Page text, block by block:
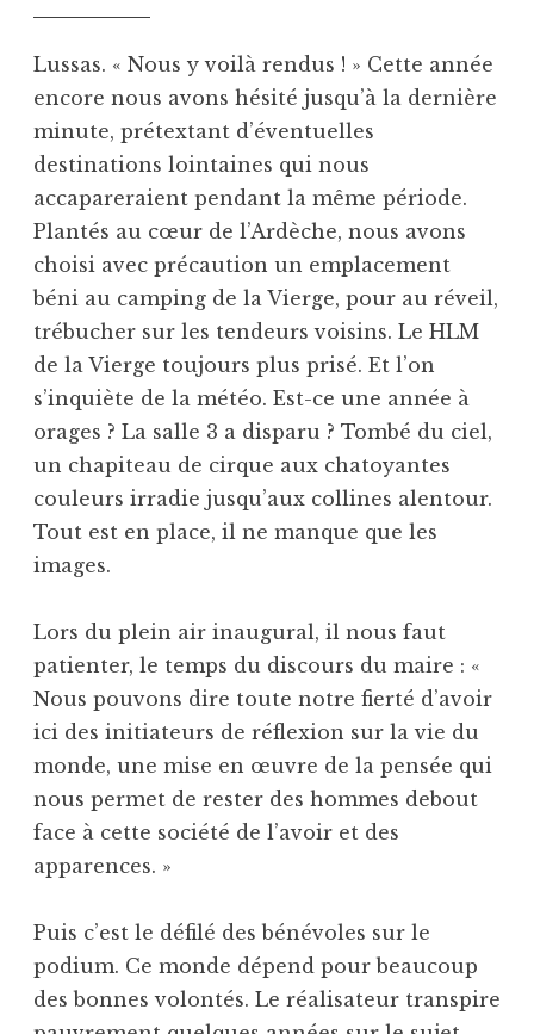
Lussas. « Nous y voilà rendus ! » Cette année
encore nous avons hésité jusqu’à la dernière
minute, prétextant d’éventuelles
destinations lointaines qui nous
accapareraient pendant la même période.
Plantés au cœur de l’Ardèche, nous avons
choisi avec précaution un emplacement
béni au camping de la Vierge, pour au réveil,
trébucher sur les tendeurs voisins. Le HLM
de la Vierge toujours plus prisé. Et l’on
s’inquiète de la météo. Est-ce une année à
orages ? La salle 3 a disparu ? Tombé du ciel,
un chapiteau de cirque aux chatoyantes
couleurs irradie jusqu’aux collines alentour.
Tout est en place, il ne manque que les
images.
Lors du plein air inaugural, il nous faut
patienter, le temps du discours du maire : «
Nous pouvons dire toute notre fierté d’avoir
ici des initiateurs de réflexion sur la vie du
monde, une mise en œuvre de la pensée qui
nous permet de rester des hommes debout
face à cette société de l’avoir et des
apparences. »
Puis c’est le défilé des bénévoles sur le
podium. Ce monde dépend pour beaucoup
des bonnes volontés. Le réalisateur transpire